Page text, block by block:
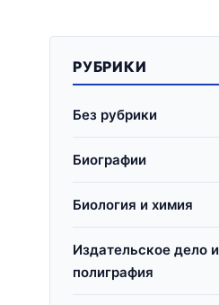
РУБРИКИ
Без рубрики
Биографии
Биология и химия
Издательское дело и
полиграфия